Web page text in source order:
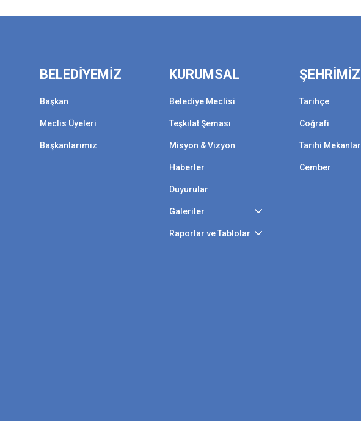
BELEDİYEMİZ
Başkan
Meclis Üyeleri
Başkanlarımız
KURUMSAL
Belediye Meclisi
Teşkilat Şeması
Misyon & Vizyon
Haberler
Duyurular
Galeriler
Raporlar ve Tablolar
ŞEHRİMİZ
Tarihçe
Coğrafi
Tarihi Mekanlar
Cember